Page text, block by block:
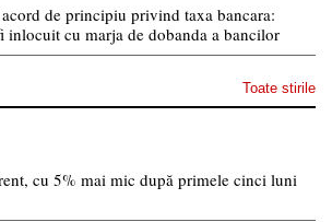
de principiu privind taxa bancara:
inlocuit cu marja de dobanda a bancilor
Toate stirile
cu 5% mai mic după primele cinci luni